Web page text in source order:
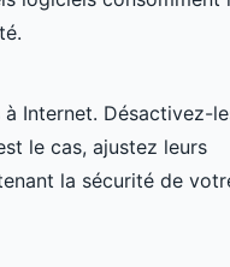
Internet. Désactivez-
le cas, ajustez leurs
la sécurité de